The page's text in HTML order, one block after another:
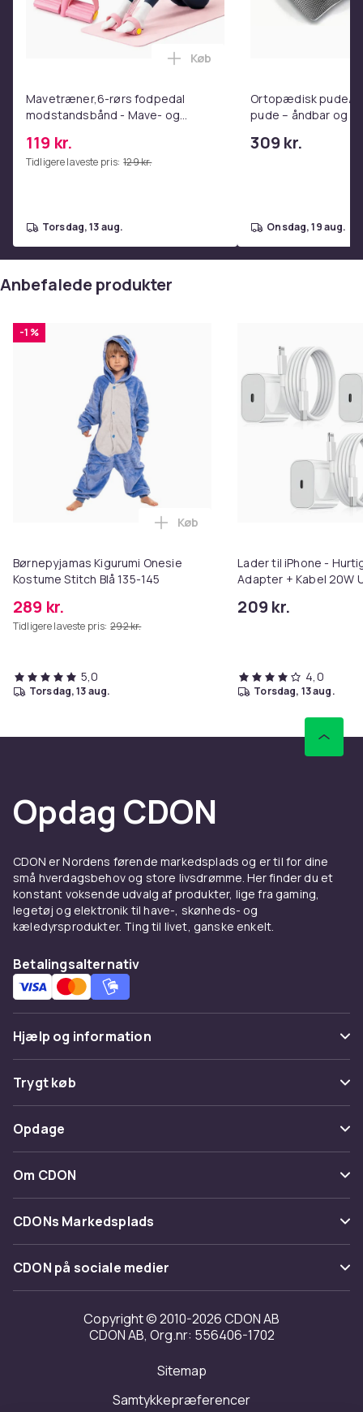
Mavetræner,6-rørs fodpedal
modstandsbånd - Mave- og
hjemmetræningscenter Pink
119 kr.
Tidligere laveste pris: 129 kr.
Læg Mavetræner,6-rørs
Køb
torsdag, 13 aug.
Ortopædisk pude/
pude – åndbar og
309 kr.
onsdag, 19 aug.
Anbefalede produkter
-1 %
Børnepyjamas Kigurumi Onesie
Kostume Stitch Blå 135-145
289 kr.
Tidligere laveste pris: 292 kr.
Læg Børnepyjamas Kigurumi
Køb
5,0
torsdag, 13 aug.
Lader til iPhone -
Adapter + Kabel 20W
209 kr.
4,0
torsdag, 13 aug.
Opdag CDON
CDON er Nordens førende markedsplads og er til for dine
små hverdagsbehov og store livsdrømme. Her finder du et
konstant voksende udvalg af produkter, lige fra gaming,
legetøj og elektronik til have-, skønheds- og
kæledyrsprodukter. Ting til livet, ganske enkelt.
Betalingsalternativ
Hjælp og information
Ofte stillede spørgsmål
Spor pakke
Fortryd & returner her
Kontakt os
Trygt køb
Betaling
Levering
Tilbagekaldelser
Opdage
Kategorier
Maerke
Om CDON
Om os
Kundeanmeldelser
Arbejd på CDON
Investor relations
Tilgængelighed
CDONs Markedsplads
Merchant Help Center
CDON på sociale medier
Copyright © 2010-2026 CDON AB
CDON AB, Org.nr: 556406-1702
Sitemap
Samtykkepræferencer